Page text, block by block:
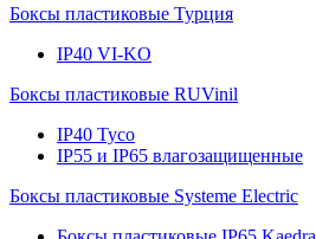
Боксы пластиковые Турция
IP40 VI-KO
Боксы пластиковые RUVinil
IP40 Тусо
IP55 и IP65 влагозащищенные
Боксы пластиковые Systeme Electric